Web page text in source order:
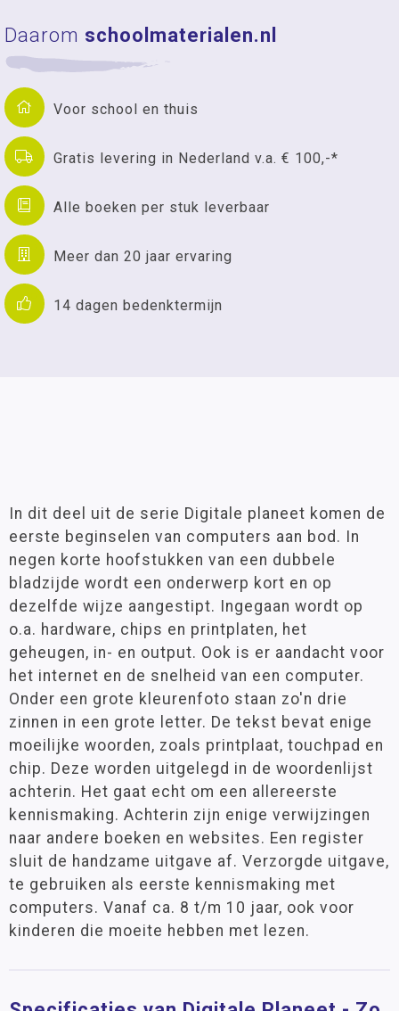
Daarom schoolmaterialen.nl
Voor school en thuis
Gratis levering in Nederland v.a. € 100,-*
Alle boeken per stuk leverbaar
Meer dan 20 jaar ervaring
14 dagen bedenktermijn
In dit deel uit de serie Digitale planeet komen de
eerste beginselen van computers aan bod. In
negen korte hoofstukken van een dubbele
bladzijde wordt een onderwerp kort en op
dezelfde wijze aangestipt. Ingegaan wordt op
o.a. hardware, chips en printplaten, het
geheugen, in- en output. Ook is er aandacht voor
het internet en de snelheid van een computer.
Onder een grote kleurenfoto staan zo'n drie
zinnen in een grote letter. De tekst bevat enige
moeilijke woorden, zoals printplaat, touchpad en
chip. Deze worden uitgelegd in de woordenlijst
achterin. Het gaat echt om een allereerste
kennismaking. Achterin zijn enige verwijzingen
naar andere boeken en websites. Een register
sluit de handzame uitgave af. Verzorgde uitgave,
te gebruiken als eerste kennismaking met
computers. Vanaf ca. 8 t/m 10 jaar, ook voor
kinderen die moeite hebben met lezen.